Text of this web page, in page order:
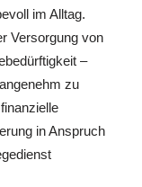
im Alltag.
Versorgung von
–
zu
in Anspruch